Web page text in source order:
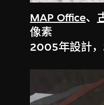
MAP Office、
像素
2005年設計